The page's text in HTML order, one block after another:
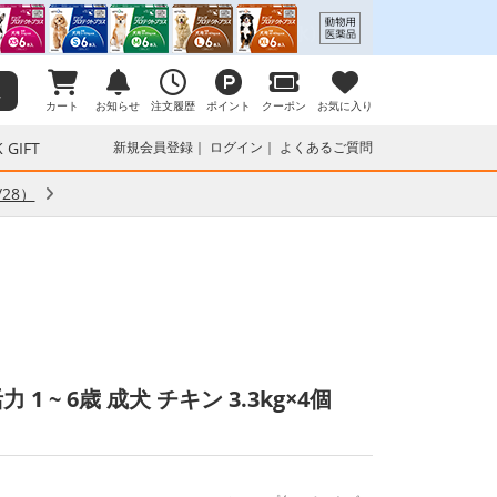
カート お知らせ 注文履歴 ポイント クーポン お気に入り
GIFT 新規会員登録 ログイン よくあるご質問
）
1 ~ 6歳 成犬 チキン 3.3kg×4個